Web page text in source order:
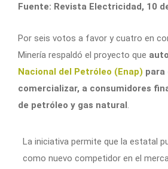
Fuente: Revista Electricidad, 10
Por seis votos a favor y cuatro en
Minería respaldó el proyecto que
Nacional del Petróleo (Enap) para
comercializar, a consumidores
de petróleo y gas natural.
La iniciativa permite que la estatal
como nuevo competidor en el